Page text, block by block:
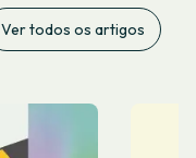
Ver todos os artigos